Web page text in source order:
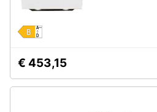
€ 453,15